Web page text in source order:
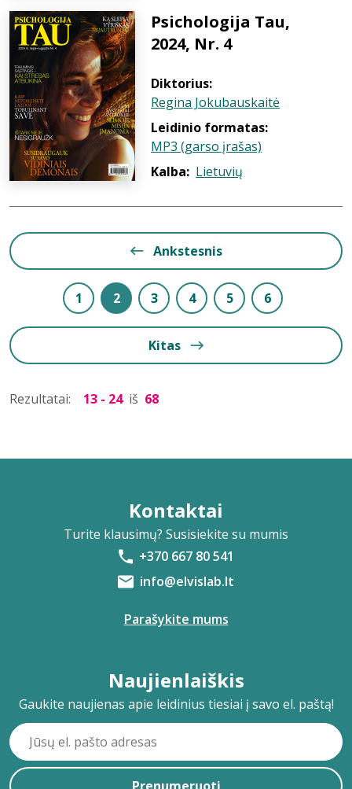
Psichologija Tau,
2024, Nr. 4
Diktorius:
Regina Jokubauskaitė
Leidinio formatas:
MP3 (garso įrašas)
Kalba: Lietuvių
Ankstesnis
1 2 3 4 5 6
Kitas
Rezultatai: 13 - 24 iš 68
Kontaktai
Turite klausimų? Susisiekite su mumis
+370 667 80 541
info@elvislab.lt
Parašykite mums
Naujienlaiškis
Gaukite naujienas apie leidinius tiesiai į savo el. paštą!